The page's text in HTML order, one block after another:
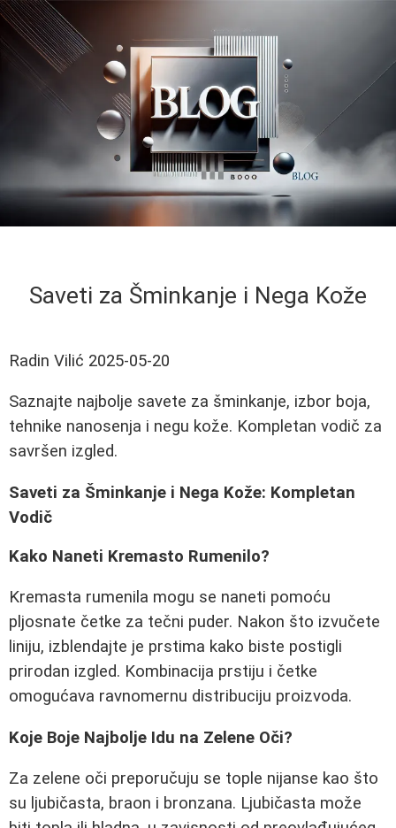
Saveti za Šminkanje i Nega Kože
Radin Vilić 2025-05-20
Saznajte najbolje savete za šminkanje, izbor boja,
tehnike nanosenja i negu kože. Kompletan vodič za
savršen izgled.
Saveti za Šminkanje i Nega Kože: Kompletan
Vodič
Kako Naneti Kremasto Rumenilo?
Kremasta rumenila mogu se naneti pomoću
pljosnate četke za tečni puder. Nakon što izvučete
liniju, izblendajte je prstima kako biste postigli
prirodan izgled. Kombinacija prstiju i četke
omogućava ravnomernu distribuciju proizvoda.
Koje Boje Najbolje Idu na Zelene Oči?
Za zelene oči preporučuju se tople nijanse kao što
su ljubičasta, braon i bronzana. Ljubičasta može